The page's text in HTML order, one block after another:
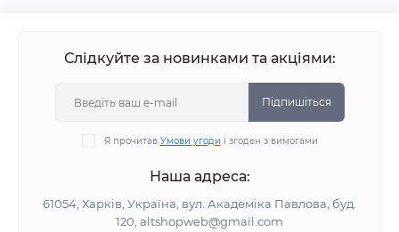
Слідкуйте за новинками та акціями:
Підпишіться
Я прочитав Умови угоди і згоден з вимогами
Наша адреса:
61054, Харків, Україна, вул. Академіка Павлова, буд.
120, altshopweb@gmail.com